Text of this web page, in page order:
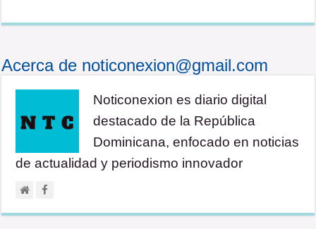
Acerca de noticonexion@gmail.com
Noticonexion es diario digital
destacado de la República
Dominicana, enfocado en noticias
de actualidad y periodismo innovador